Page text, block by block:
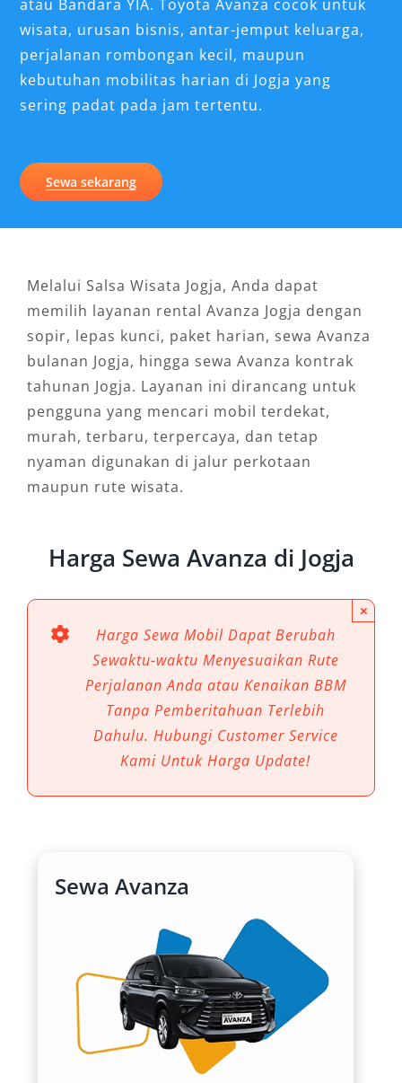
atau Bandara YIA. Toyota Avanza cocok untuk
wisata, urusan bisnis, antar-jemput keluarga,
perjalanan rombongan kecil, maupun
kebutuhan mobilitas harian di Jogja yang
sering padat pada jam tertentu.
Sewa sekarang
Melalui Salsa Wisata Jogja, Anda dapat
memilih layanan rental Avanza Jogja dengan
sopir, lepas kunci, paket harian, sewa Avanza
bulanan Jogja, hingga sewa Avanza kontrak
tahunan Jogja. Layanan ini dirancang untuk
pengguna yang mencari mobil terdekat,
murah, terbaru, terpercaya, dan tetap
nyaman digunakan di jalur perkotaan
maupun rute wisata.
Harga Sewa Avanza di Jogja
Harga Sewa Mobil Dapat Berubah
Sewaktu-waktu Menyesuaikan Rute
Perjalanan Anda atau Kenaikan BBM
Tanpa Pemberitahuan Terlebih
Dahulu. Hubungi Customer Service
Kami Untuk Harga Update!
×
Sewa Avanza